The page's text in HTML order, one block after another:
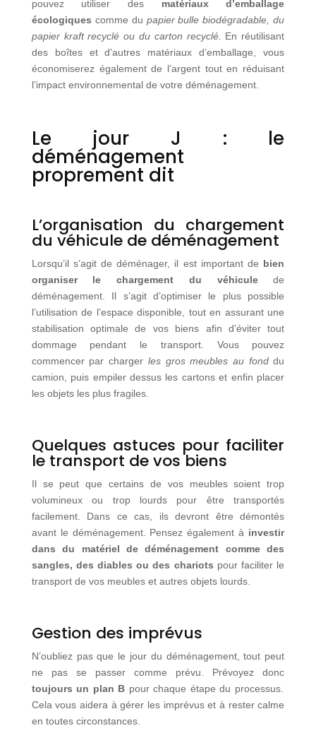
pouvez utiliser des matériaux d’emballage
écologiques comme du papier bulle biodégradable, du
papier kraft recyclé ou du carton recyclé.
En réutilisant
des boîtes et d’autres matériaux d’emballage, vous
économiserez également de l’argent tout en réduisant
l’impact environnemental de votre déménagement.
Le jour J : le
déménagement
proprement dit
L’organisation du chargement
du véhicule de déménagement
Lorsqu’il s’agit de déménager, il est important de bien
organiser le chargement du véhiculede
déménagement. Il s’agit d’optimiser le plus possible
l’utilisation de l’espace disponible, tout en assurant une
stabilisation optimale de vos biens afin d’éviter tout
dommage pendant le transport. Vous pouvez
commencer par charger les gros meubles au fonddu
camion, puis empiler dessus les cartons et enfin placer
les objets les plus fragiles.
Quelques astuces pour faciliter
le transport de vos biens
Il se peut que certains de vos meubles soient trop
volumineux ou trop lourds pour être transportés
facilement. Dans ce cas, ils devront être démontés
avant le déménagement. Pensez également à investir
dans du matériel de déménagement comme des
sangles, des diables ou des chariots pour faciliter le
transport de vos meubles et autres objets lourds.
Gestion des imprévus
N’oubliez pas que le jour du déménagement, tout peut
ne pas se passer comme prévu. Prévoyez donc
toujours un plan B pour chaque étape du processus.
Cela vous aidera à gérer les imprévus et à rester calme
en toutes circonstances.